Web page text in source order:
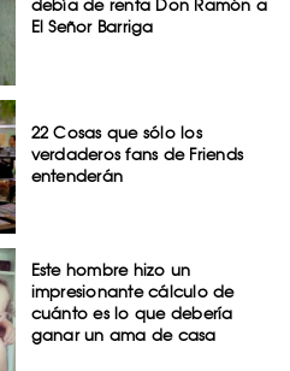
debía de renta Don Ramón a
El Señor Barriga
22 Cosas que sólo los
verdaderos fans de Friends
entenderán
Este hombre hizo un
impresionante cálculo de
cuánto es lo que debería
ganar un ama de casa